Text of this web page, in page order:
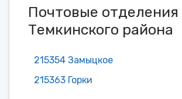
Почтовые отделения
Темкинского района
215354 Замыцкое
215363 Горки